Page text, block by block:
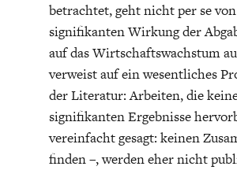
betrachtet, geht nicht per se
signifikanten Wirkung der
auf das Wirtschaftswachstum
verweist auf ein wesentliches
der Literatur: Arbeiten, die
signifikanten Ergebnisse
vereinfacht gesagt: keinen
finden –, werden eher nicht